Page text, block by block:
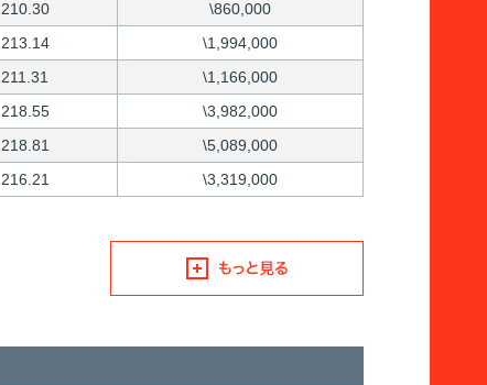
210.30
\860,000
213.14
\1,994,000
211.31
\1,166,000
218.55
\3,982,000
218.81
\5,089,000
216.21 \3,319,000